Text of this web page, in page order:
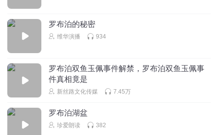
罗布泊的秘密
维华演播 934
罗布泊双鱼玉佩事件解禁，罗布泊双鱼玉佩事
件真相竟是
新丝路文化传媒 7.45万
罗布泊湖盆
珍爱朗读 382